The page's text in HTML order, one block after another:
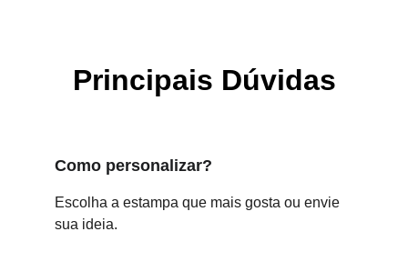
Principais Dúvidas
Como personalizar?
Escolha a estampa que mais gosta ou envie
sua ideia.